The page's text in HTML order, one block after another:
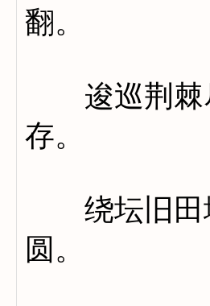
翻。
逡巡荆棘尽
存。
绕坛旧田地
圆。